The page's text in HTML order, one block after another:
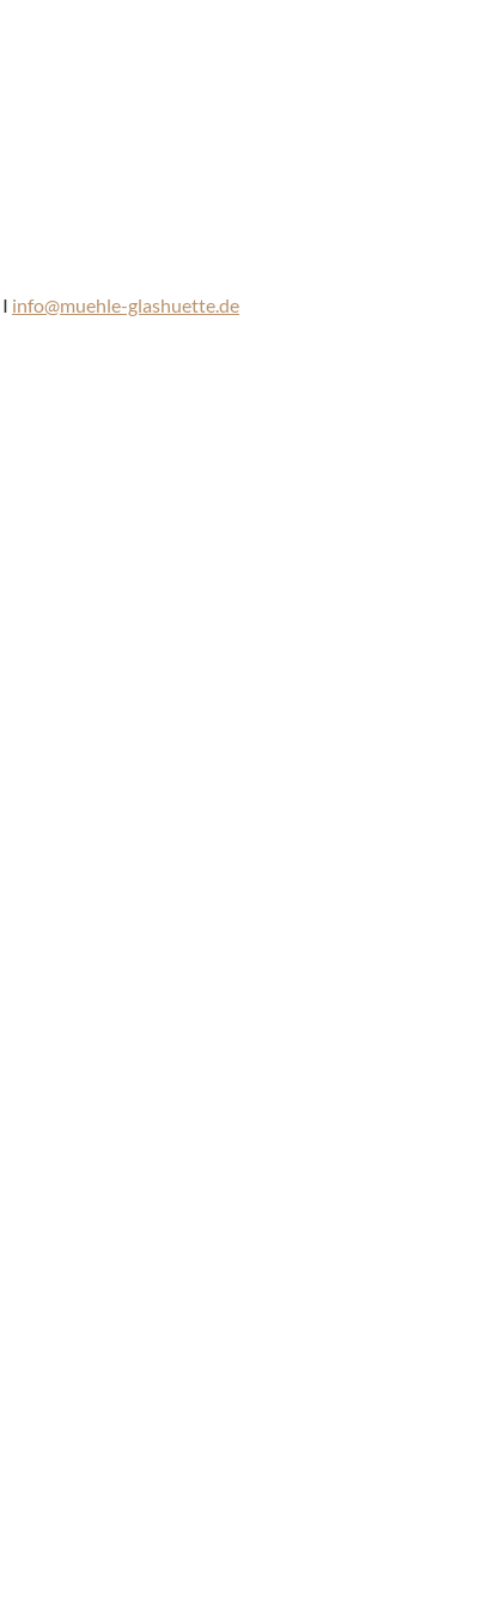
I info@muehle-glashuette.de